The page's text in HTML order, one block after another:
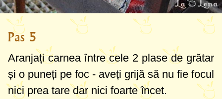
Pas 5
Aranjați carnea între cele 2 plase de grătar
și o puneți pe foc - aveți grijă să nu fie focul
nici prea tare dar nici foarte încet.